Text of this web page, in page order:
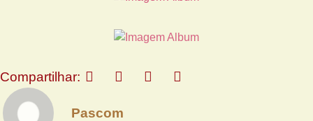
Compartilhar:
Pascom